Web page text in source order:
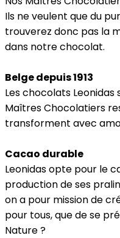
Ils ne veulent que du
trouverez donc pas la
dans notre chocolat.
Belge depuis 1913
Les chocolats Leonidas
Maîtres Chocolatiers
transforment avec
Cacao durable
Leonidas opte pour le
production de ses
on a pour mission de
pour tous, que de se
Nature ?